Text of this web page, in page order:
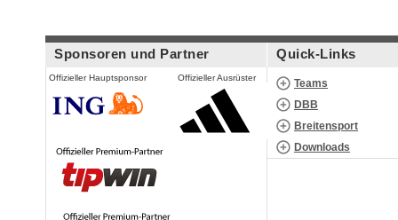
Sponsoren und Partner
Offizieller Hauptsponsor Offizieller Ausrüster
Quick-Links
Teams
DBB
Breitensport
Downloads